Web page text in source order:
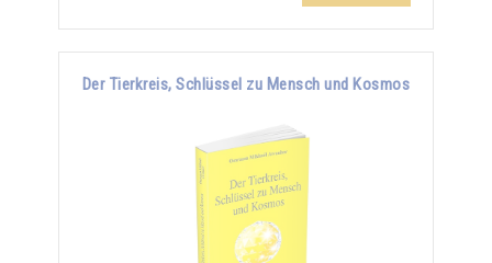
Der Tierkreis, Schlüssel zu Mensch und Kosmos